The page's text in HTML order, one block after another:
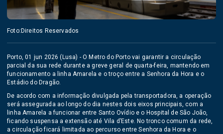
Foto:Direitos Reservados
Porto, 01 jun 2026 (Lusa) - O Metro do Porto vai garantir a circulação
parcial da sua rede durante a greve geral de quarta-feira, mantendo em
funcionamento a linha Amarela e o troço entre a Senhora da Hora e o
Estádio do Dragão.
De acordo com a informação divulgada pela transportadora, a operação
será assegurada ao longo do dia nestes dois eixos principais, com a
linha Amarela a funcionar entre Santo Ovídio e o Hospital de São João,
ficando suspensa a extensão até Vila d’Este. No tronco comum da rede,
a circulação ficará limitada ao percurso entre Senhora da Hora e o